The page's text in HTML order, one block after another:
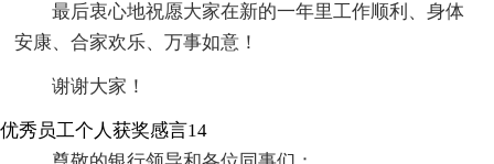
最后衷心地祝愿大家在新的一年里工作顺利、身体
安康、合家欢乐、万事如意！
谢谢大家！
优秀员工个人获奖感言14